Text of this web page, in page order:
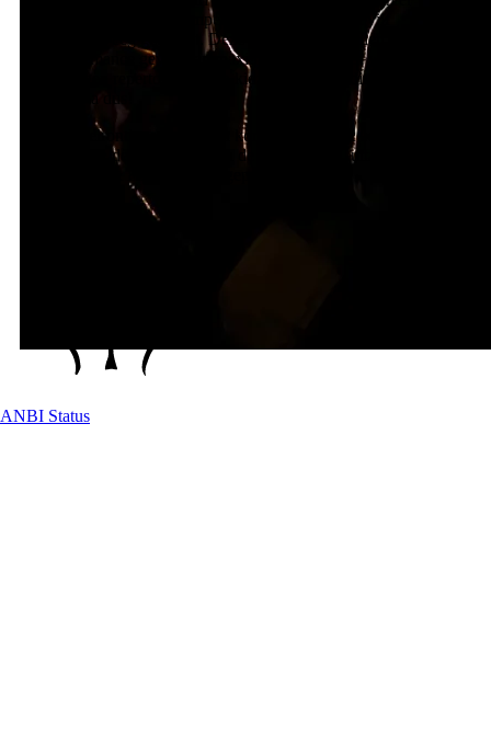
door middel van twee competitierondes maixmaal vijf
finalisten teweeg gebracht. Deze vijf finalisten zullen elk
een performance geven van maximaal 30 minuten waarin
zij hun eigen repertoire mogen kiezen, een zeer divers
programma dus!
Na de speelrondes wordt er na kort beraad direct bekend
gemaakt wie de winnaar is van de Groningen Guitar
ANBI Status